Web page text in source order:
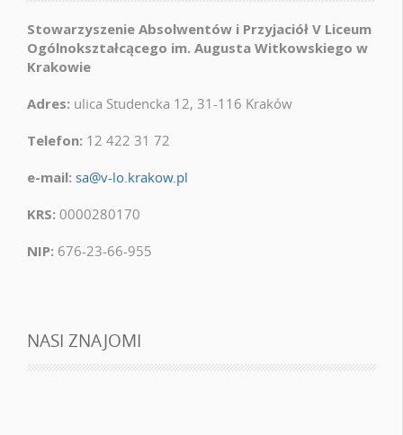
Stowarzyszenie Absolwentów i Przyjaciół V Liceum
Ogólnokształcącego im. Augusta Witkowskiego w
Krakowie
Adres: ulica Studencka 12, 31-116 Kraków
Telefon: 12 422 31 72
e-mail: sa@v-lo.krakow.pl
KRS: 0000280170
NIP: 676-23-66-955
NASI ZNAJOMI